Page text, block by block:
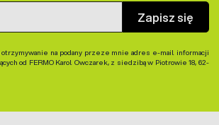
Zapisz się
otrzymywanie na podany przeze mnie adres e-mail informacji
od FERMO Karol Owczarek, z siedzibą w Piotrowie 18, 62-